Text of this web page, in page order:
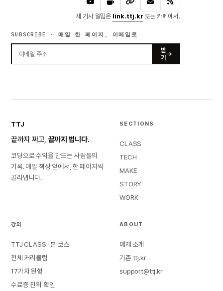
새 기사 알림은 link.ttj.kr 또는 카페에서.
SUBSCRIBE · 매일 한 페이지, 이메일로
받
기
TTJ
끝까지 짜고, 끝까지 법니다.
코딩으로 수익을 만드는 사람들의
기록. 매일 책상 앞에서, 한 페이지씩
골라냅니다.
SECTIONS
CLASS
TECH
MAKE
STORY
WORK
강의
TTJ CLASS · 본 코스
전체 커리큘럼
17가지 원형
수료증 진위 확인
ABOUT
매체 소개
기존 ttj.kr
support@ttj.kr